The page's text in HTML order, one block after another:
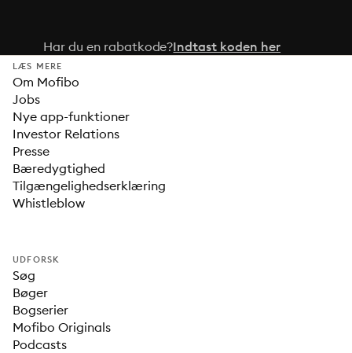
Har du en rabatkode?Indtast koden her
LÆS MERE
Om Mofibo
Jobs
Nye app-funktioner
Investor Relations
Presse
Bæredygtighed
Tilgængelighedserklæring
Whistleblow
UDFORSK
Søg
Bøger
Bogserier
Mofibo Originals
Podcasts